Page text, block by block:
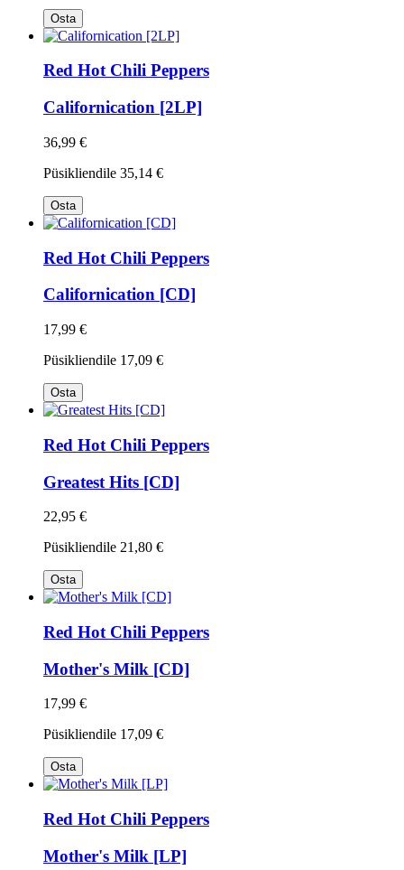
Osta
Red Hot Chili Peppers
Californication [2LP]
36,99 €
Püsikliendile 35,14 €
Osta
Red Hot Chili Peppers
Californication [CD]
17,99 €
Püsikliendile 17,09 €
Osta
Red Hot Chili Peppers
Greatest Hits [CD]
22,95 €
Püsikliendile 21,80 €
Osta
Red Hot Chili Peppers
Mother's Milk [CD]
17,99 €
Püsikliendile 17,09 €
Osta
Red Hot Chili Peppers
Mother's Milk [LP]